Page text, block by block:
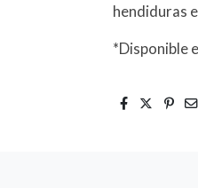
hendiduras
*Disponible